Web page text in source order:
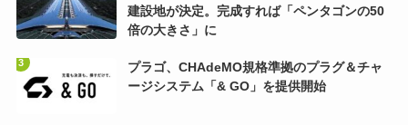
建設地が決定。完成すれば「ペンタゴンの50
倍の大きさ」に
プラゴ、CHAdeMO規格準拠のプラグ＆チャ
ージシステム「& GO」を提供開始